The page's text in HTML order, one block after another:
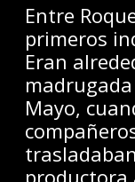
Entre
primeros
Eran
Mayo,
productora